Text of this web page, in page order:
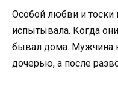
Особой любви и
испытывала. Когда
бывал дома. Мужчина
дочерью, а после